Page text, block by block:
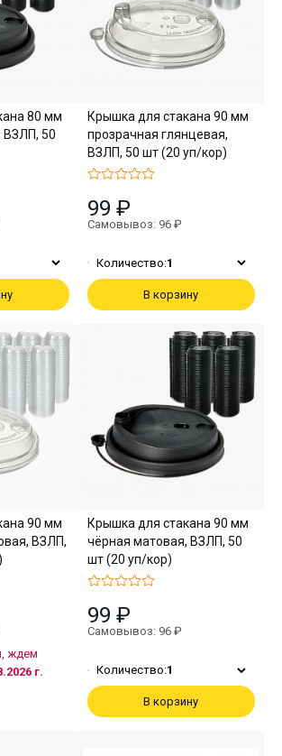
80 мм
ВЗЛП, 50
Крышка для стакана 90 мм
прозрачная глянцевая,
ВЗЛП, 50 шт (20 уп/кор)
99 ₽
Самовывоз: 96 ₽
Количество:1
В корзину
90 мм
ВЗЛП,
ждем
г.
Крышка для стакана 90 мм
чёрная матовая, ВЗЛП, 50
шт (20 уп/кор)
99 ₽
Самовывоз: 96 ₽
Количество:1
В корзину